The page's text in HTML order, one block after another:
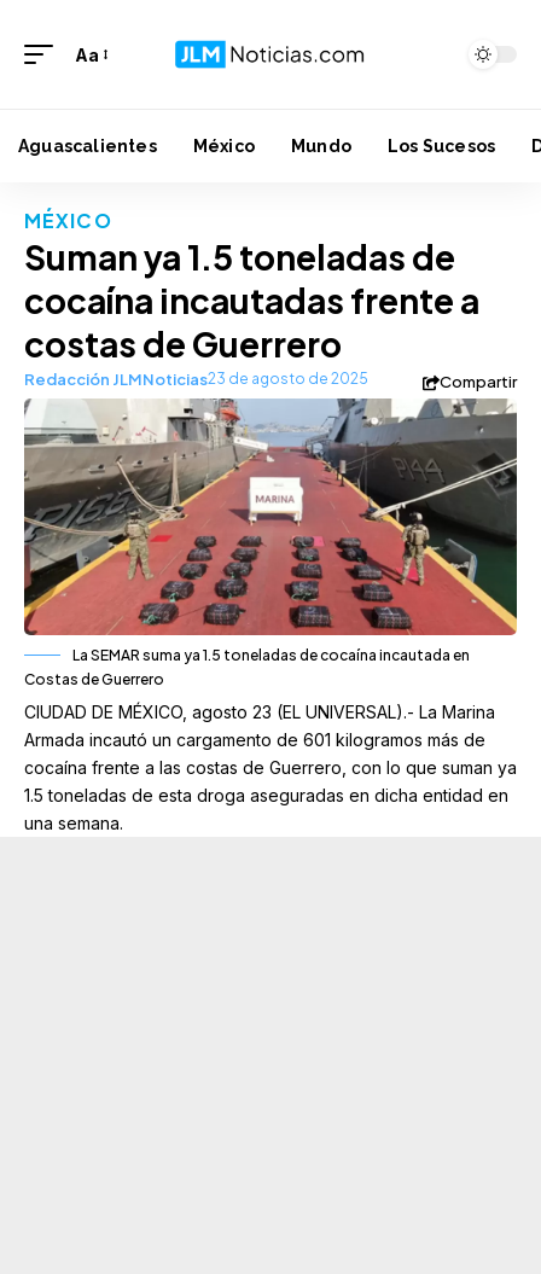
Aa
Aguascalientes México Mundo Los Sucesos
MÉXICO
Suman ya 1.5 toneladas de
cocaína incautadas frente a
costas de Guerrero
Redacción JLMNoticias23 de agosto de 2025 Compartir
La SEMAR suma ya 1.5 toneladas de cocaína incautada en
Costas de Guerrero
CIUDAD DE MÉXICO, agosto 23 (EL UNIVERSAL).- La Marina
Armada incautó un cargamento de 601 kilogramos más de
cocaína frente a las costas de Guerrero, con lo que suman ya
1.5 toneladas de esta droga aseguradas en dicha entidad en
una semana.